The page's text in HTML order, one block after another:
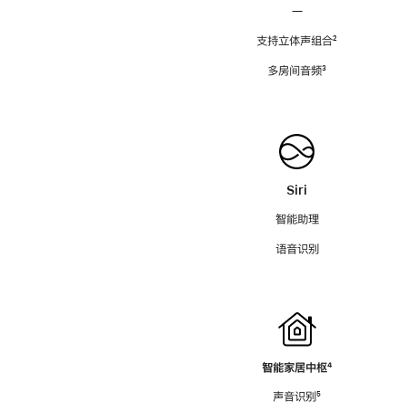
—
支持立体声组合脚
²
多房间音频脚
³
Siri
智能助理
语音识别
智能家居中枢脚
⁴
声音识别脚
⁵